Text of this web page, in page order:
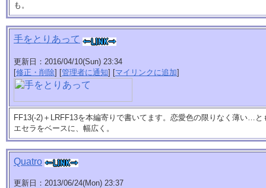
も。
手をとりあって
更新日：2016/04/10(Sun) 23:34
[修正・削除] [管理者に通知] [マイリンクに追加]
FF13(-2)＋LRFF13を本編寄りで書いてます。恋愛色の限りなく薄い…
エセラをベースに、幅広く。
Quatro
更新日：2013/06/24(Mon) 23:37